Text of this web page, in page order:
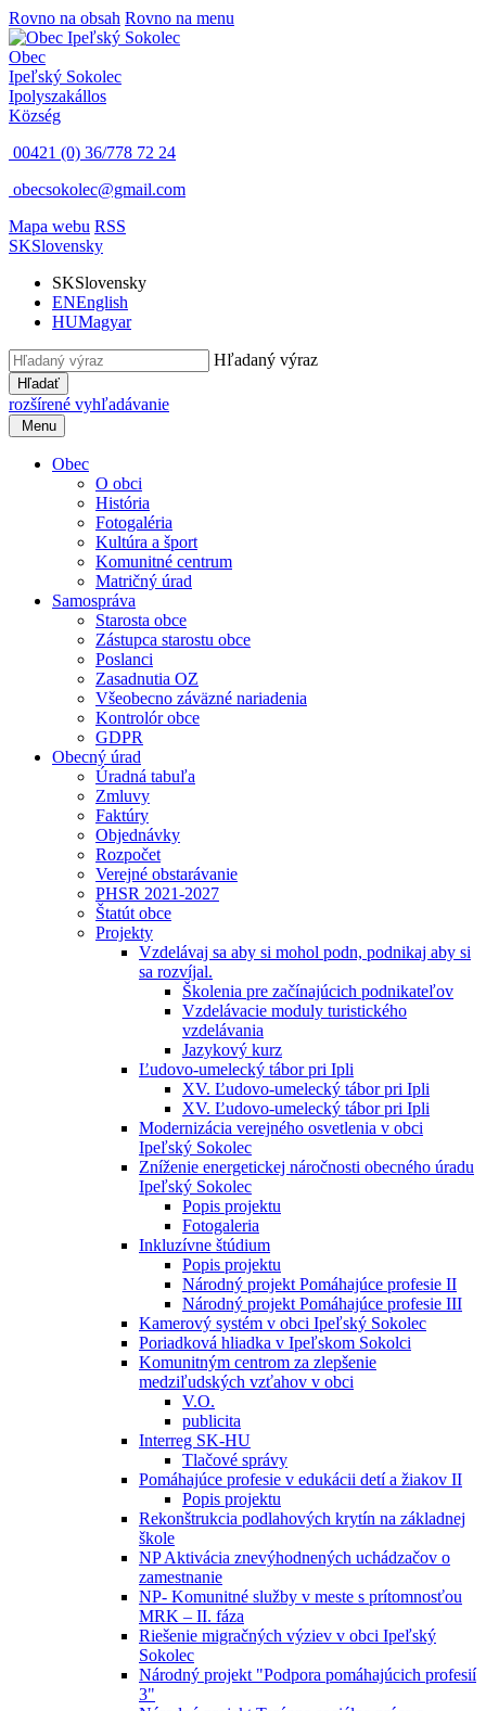
Rovno na obsah Rovno na menu
Obec
Ipeľský Sokolec
Ipolyszakállos
Község
00421 (0) 36/778 72 24
obecsokolec@gmail.com
Mapa webu RSS
SKSlovensky
SKSlovensky
ENEnglish
HUMagyar
Hľadaný výraz
Hľadať
rozšírené vyhľadávanie
Menu
Obec
O obci
História
Fotogaléria
Kultúra a šport
Komunitné centrum
Matričný úrad
Samospráva
Starosta obce
Zástupca starostu obce
Poslanci
Zasadnutia OZ
Všeobecno záväzné nariadenia
Kontrolór obce
GDPR
Obecný úrad
Úradná tabuľa
Zmluvy
Faktúry
Objednávky
Rozpočet
Verejné obstarávanie
PHSR 2021-2027
Štatút obce
Projekty
Vzdelávaj sa aby si mohol podn, podnikaj aby si
sa rozvíjal.
Školenia pre začínajúcich podnikateľov
Vzdelávacie moduly turistického
vzdelávania
Jazykový kurz
Ľudovo-umelecký tábor pri Ipli
XV. Ľudovo-umelecký tábor pri Ipli
XV. Ľudovo-umelecký tábor pri Ipli
Modernizácia verejného osvetlenia v obci
Ipeľský Sokolec
Zníženie energetickej náročnosti obecného úradu
Ipeľský Sokolec
Popis projektu
Fotogaleria
Inkluzívne štúdium
Popis projektu
Národný projekt Pomáhajúce profesie II
Národný projekt Pomáhajúce profesie III
Kamerový systém v obci Ipeľský Sokolec
Poriadková hliadka v Ipeľskom Sokolci
Komunitným centrom za zlepšenie
medziľudských vzťahov v obci
V.O.
publicita
Interreg SK-HU
Tlačové správy
Pomáhajúce profesie v edukácii detí a žiakov II
Popis projektu
Rekonštrukcia podlahových krytín na základnej
škole
NP Aktivácia znevýhodnených uchádzačov o
zamestnanie
NP- Komunitné služby v meste s prítomnosťou
MRK – II. fáza
Riešenie migračných výziev v obci Ipeľský
Sokolec
Národný projekt "Podpora pomáhajúcich profesií
3"